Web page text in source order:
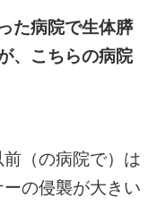
た病院で生体膵
、こちらの病院
（の病院で）は
の侵襲が大きい